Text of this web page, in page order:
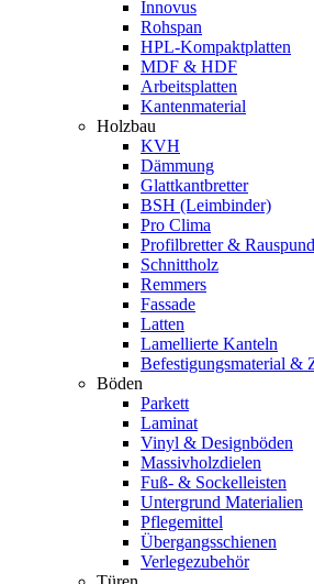
Innovus
Rohspan
HPL-Kompaktplatten
MDF & HDF
Arbeitsplatten
Kantenmaterial
Holzbau
KVH
Dämmung
Glattkantbretter
BSH (Leimbinder)
Pro Clima
Profilbretter & Rauspund
Schnittholz
Remmers
Fassade
Latten
Lamellierte Kanteln
Befestigungsmaterial &
Böden
Parkett
Laminat
Vinyl & Designböden
Massivholzdielen
Fuß- & Sockelleisten
Untergrund Materialien
Pflegemittel
Übergangsschienen
Verlegezubehör